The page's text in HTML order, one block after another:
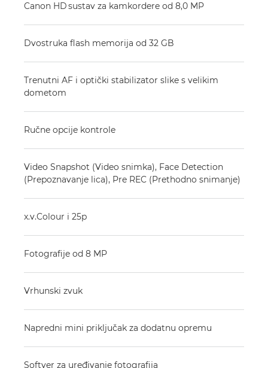
Canon HD sustav za kamkordere od 8,0 MP
Dvostruka flash memorija od 32 GB
Trenutni AF i optički stabilizator slike s velikim
dometom
Ručne opcije kontrole
Video Snapshot (Video snimka), Face Detection
(Prepoznavanje lica), Pre REC (Prethodno snimanje)
x.v.Colour i 25p
Fotografije od 8 MP
Vrhunski zvuk
Napredni mini priključak za dodatnu opremu
Softver za uređivanje fotografija